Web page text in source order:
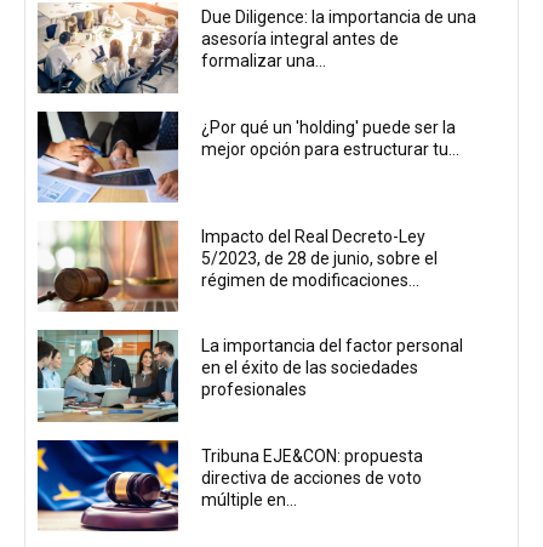
Due Diligence: la importancia de una
asesoría integral antes de
formalizar una...
¿Por qué un 'holding' puede ser la
mejor opción para estructurar tu...
Impacto del Real Decreto-Ley
5/2023, de 28 de junio, sobre el
régimen de modificaciones...
La importancia del factor personal
en el éxito de las sociedades
profesionales
Tribuna EJE&CON: propuesta
directiva de acciones de voto
múltiple en...